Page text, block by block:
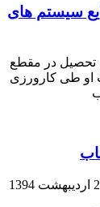
سیستم های
تحصیل در مقطع
او طی کارورزی
1394